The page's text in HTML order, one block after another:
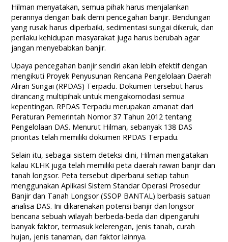
Hilman menyatakan, semua pihak harus menjalankan
perannya dengan baik demi pencegahan banjir. Bendungan
yang rusak harus diperbaiki, sedimentasi sungai dikeruk, dan
perilaku kehidupan masyarakat juga harus berubah agar
jangan menyebabkan banjir.
Upaya pencegahan banjir sendiri akan lebih efektif dengan
mengikuti Proyek Penyusunan Rencana Pengelolaan Daerah
Aliran Sungai (RPDAS) Terpadu. Dokumen tersebut harus
dirancang multipihak untuk mengakomodasi semua
kepentingan. RPDAS Terpadu merupakan amanat dari
Peraturan Pemerintah Nomor 37 Tahun 2012 tentang
Pengelolaan DAS. Menurut Hilman, sebanyak 138 DAS
prioritas telah memiliki dokumen RPDAS Terpadu.
Selain itu, sebagai sistem deteksi dini, Hilman mengatakan
kalau KLHK juga telah memiliki peta daerah rawan banjir dan
tanah longsor. Peta tersebut diperbarui setiap tahun
menggunakan Aplikasi Sistem Standar Operasi Prosedur
Banjir dan Tanah Longsor (SSOP BANTAL) berbasis satuan
analisa DAS. Ini dikarenakan potensi banjir dan longsor
bencana sebuah wilayah berbeda-beda dan dipengaruhi
banyak faktor, termasuk kelerengan, jenis tanah, curah
hujan, jenis tanaman, dan faktor lainnya.